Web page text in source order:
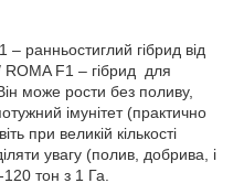
гібрид від
F1 – гібрид для
може рости без поливу,
імунітет (практично
при великій кількості
увагу (полив, добрива, і
тон з 1 Га.